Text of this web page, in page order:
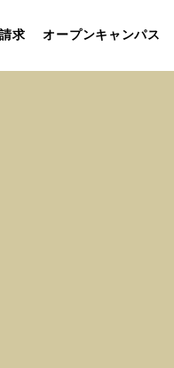
求 オープンキャンパス